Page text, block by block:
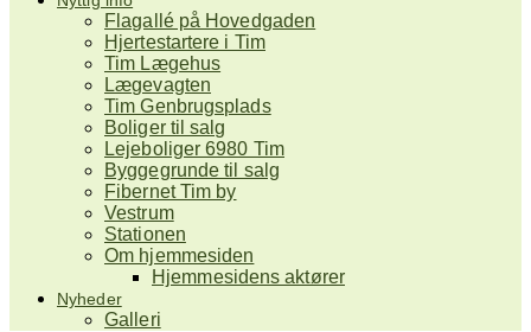
Flagallé på Hovedgaden
Hjertestartere i Tim
Tim Lægehus
Lægevagten
Tim Genbrugsplads
Boliger til salg
Lejeboliger 6980 Tim
Byggegrunde til salg
Fibernet Tim by
Vestrum
Stationen
Om hjemmesiden
Hjemmesidens aktører
Nyheder
Galleri